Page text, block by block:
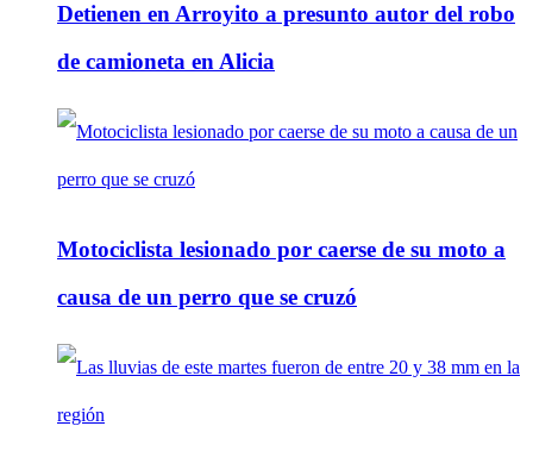
Detienen en Arroyito a presunto autor del robo
de camioneta en Alicia
Motociclista lesionado por caerse de su moto a
causa de un perro que se cruzó